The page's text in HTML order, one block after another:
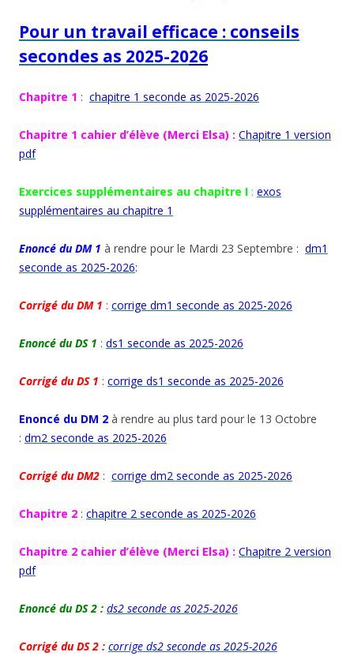
Pour un travail efficace : conseils
secondes as 2025-2026
Chapitre 1 : chapitre 1 seconde as 2025-2026
Chapitre 1 cahier d’élève (Merci Elsa) : Chapitre 1 version
pdf
Exercices supplémentaires au chapitre I : exos
supplémentaires au chapitre 1
Enoncé du DM 1 à rendre pour le Mardi 23 Septembre : dm1
seconde as 2025-2026:
Corrigé du DM 1 : corrige dm1 seconde as 2025-2026
Enoncé du DS 1 : ds1 seconde as 2025-2026
Corrigé du DS 1 : corrige ds1 seconde as 2025-2026
Enoncé du DM 2 à rendre au plus tard pour le 13 Octobre
: dm2 seconde as 2025-2026
Corrigé du DM2 : corrige dm2 seconde as 2025-2026
Chapitre 2 : chapitre 2 seconde as 2025-2026
Chapitre 2 cahier d’élève (Merci Elsa) : Chapitre 2 version
pdf
Enoncé du DS 2 : ds2 seconde as 2025-2026
Corrigé du DS 2 : corrige ds2 seconde as 2025-2026